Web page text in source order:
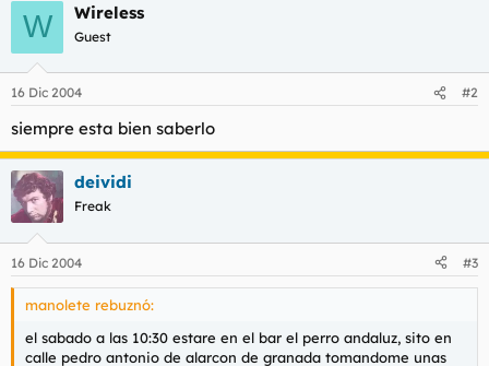
W Wireless
Guest
16 Dic 2004 #2
siempre esta bien saberlo
deividi
Freak
16 Dic 2004 #3
manolete rebuznó:
el sabado a las 10:30 estare en el bar el perro andaluz, sito en
calle pedro antonio de alarcon de granada tomandome unas